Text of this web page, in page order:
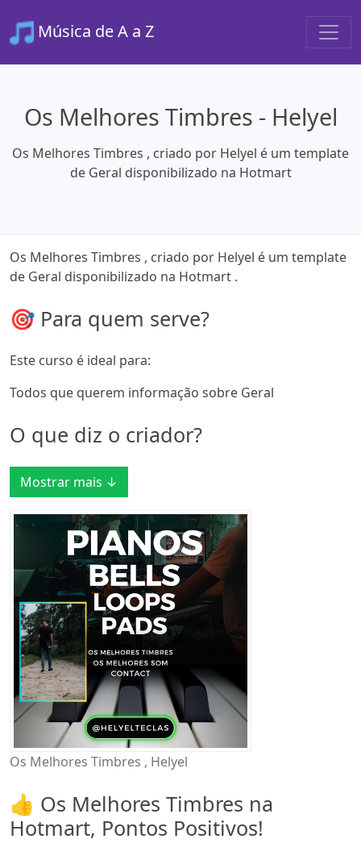
Música de A a Z
Os Melhores Timbres - Helyel
Os Melhores Timbres , criado por Helyel é um template
de Geral disponibilizado na Hotmart
Os Melhores Timbres , criado por Helyel é um template
de Geral disponibilizado na Hotmart .
🎯 Para quem serve?
Este curso é ideal para:
Todos que querem informação sobre Geral
O que diz o criador?
Mostrar mais ↓
Os Melhores Timbres , Helyel
👍 Os Melhores Timbres na
Hotmart, Pontos Positivos!